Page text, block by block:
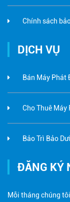
Chính sách
DỊCH VỤ
Bán Máy Phát
Cho Thuê Máy
Bảo Trì Bảo
ĐĂNG KÝ
Mỗi tháng chúng